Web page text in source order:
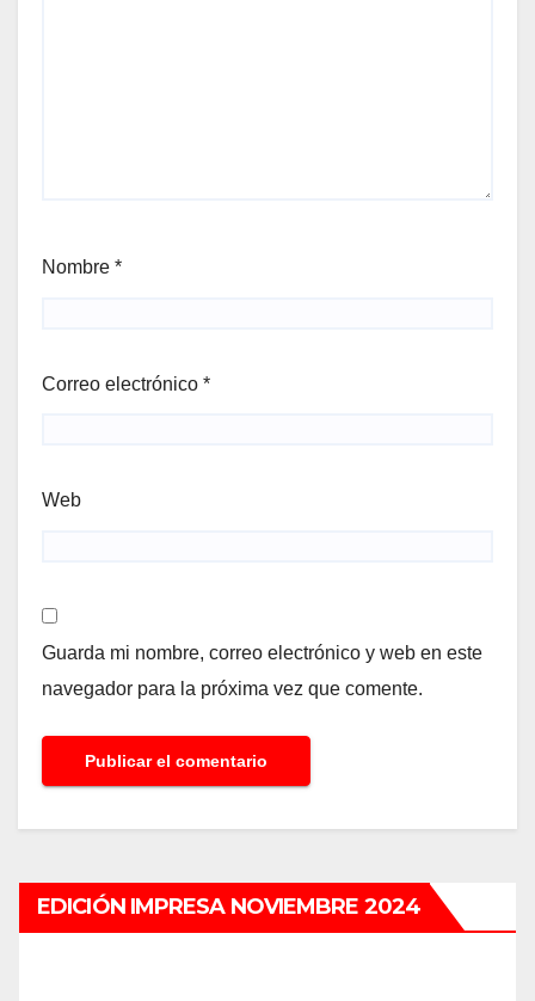
Nombre *
Correo electrónico *
Web
Guarda mi nombre, correo electrónico y web en este
navegador para la próxima vez que comente.
EDICIÓN IMPRESA NOVIEMBRE 2024